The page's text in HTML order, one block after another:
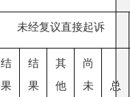
未经复议直接起诉
结
果
结
果
其
他
尚
未
总